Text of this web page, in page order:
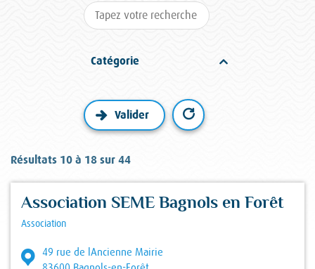
Catégorie
Résultats 10 à 18 sur 44
Association SEME Bagnols en Forêt
Association
49 rue de lAncienne Mairie